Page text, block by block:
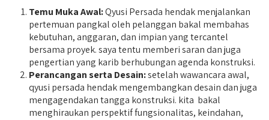
Temu Muka Awal:Qyusi Persada hendak menjalankan
pertemuan pangkal oleh pelanggan bakal membahas
kebutuhan, anggaran, dan impian yang tercantel
bersama proyek. saya tentu memberi saran dan juga
pengertian yang karib berhubungan agenda konstruksi.
Perancangan serta Desain:setelah wawancara awal,
qyusi persada hendak mengembangkan desain dan juga
mengagendakan tangga konstruksi. kita bakal
menghiraukan perspektif fungsionalitas, keindahan,